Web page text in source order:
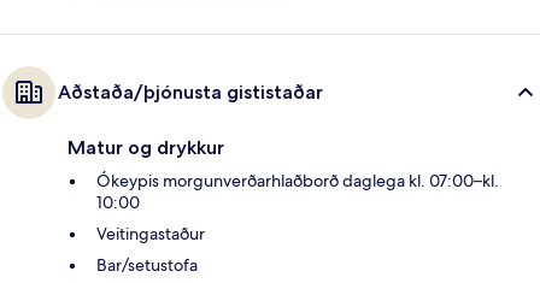
Aðstaða/þjónusta gististaðar
Matur og drykkur
Ókeypis morgunverðarhlaðborð daglega kl. 07:00–kl.
10:00
Veitingastaður
Bar/setustofa